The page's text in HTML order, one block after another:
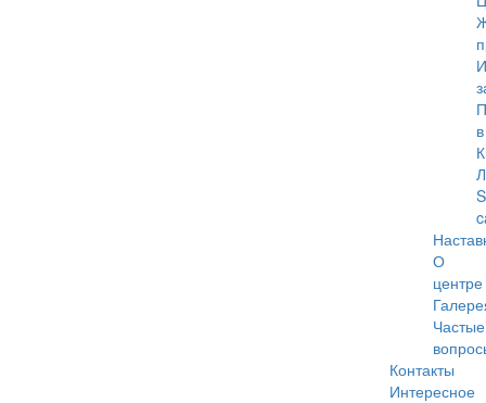
в
О
центре
Частые
Контакты
Интересное